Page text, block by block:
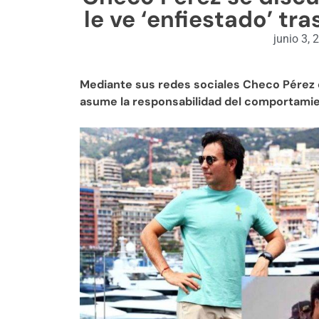
le ve ‘enfiestado’
junio 3,
Mediante sus redes sociales Checo
asume la responsabilidad del